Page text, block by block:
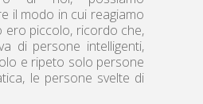
il modo in cui reagiamo
ero piccolo, ricordo che,
di persone intelligenti,
e ripeto solo persone
le persone svelte di